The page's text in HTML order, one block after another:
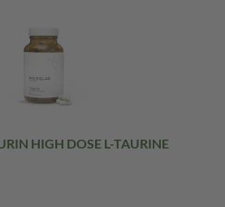
HIGH DOSE L-TAURINE